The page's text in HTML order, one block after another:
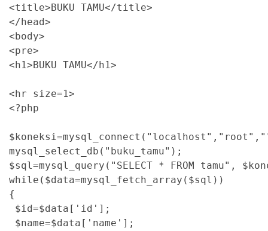
<title>BUKU TAMU</title>
</head>
<body>
<pre>
<h1>BUKU TAMU</h1>
<hr size=1>
<?php
mysql_select_db("buku_tamu");
$sql=mysql_query("SELECT * FROM tamu",
while($data=mysql_fetch_array($sql))
{
$id=$data['id'];
$name=$data['name'];